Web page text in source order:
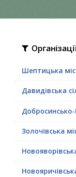
Шептицька
Давидівська
Добросинсько-
Золочівська